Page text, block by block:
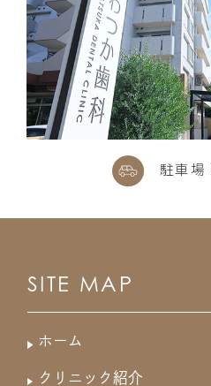
駐車場
SITE MAP
ホーム
クリニック紹介